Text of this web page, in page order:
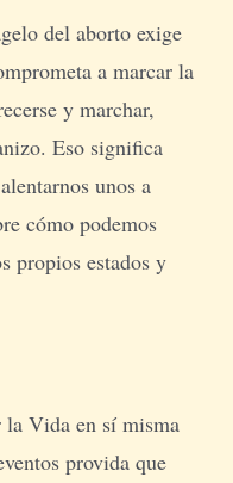
del aborto exige
a marcar la
y marchar,
Eso significa
unos a
cómo podemos
propios estados y
Vida en sí misma
provida que